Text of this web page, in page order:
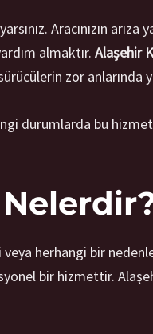
Aracınızın
almaktır. Alaşehir
zor anlarında
durumlarda bu
veya herhangi bir
bir hizmettir.